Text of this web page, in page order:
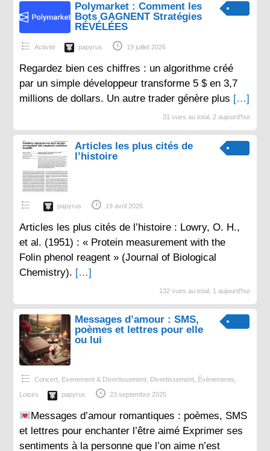
Polymarket : Comment les
Bots GAGNENT Stratégies
RÉVÉLÉES
Activité papyrus 19 juillet 2026
Regardez bien ces chiffres : un algorithme créé
par un simple développeur transforme 5 $ en 3,7
millions de dollars. Un autre trader génère plus […]
31 vues au total, 2 aujourd'hui
Articles les plus cités de
l’histoire
papyrus 19 avril 2026
Articles les plus cités de l’histoire : Lowry, O. H.,
et al. (1951) : « Protein measurement with the
Folin phenol reagent » (Journal of Biological
Chemistry). […]
132 vues au total, 1 aujourd'hui
Messages d’amour : SMS,
poèmes et lettres pour elle
ou lui
Concert, Evenement & Divertissement, Divertissement, Événements,
Loisirs papyrus 23 septembre 2025
Messages d’amour romantiques : poèmes, SMS
et lettres pour enchanter l’être aimé Exprimer ses
sentiments à la personne que l’on aime n’est